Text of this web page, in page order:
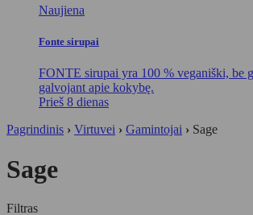
Naujiena
Fonte sirupai
FONTE sirupai yra 100 % veganiški, be
galvojant apie kokybę.
Prieš 8 dienas
Pagrindinis › Virtuvei › Gamintojai › Sage
Sage
Filtras